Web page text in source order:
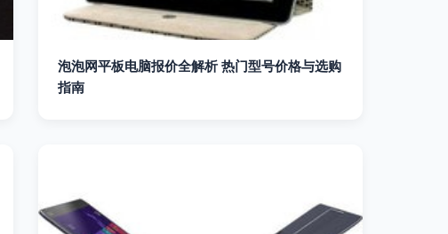
泡泡网平板电脑报价全解析 热门型号价格与选购
指南